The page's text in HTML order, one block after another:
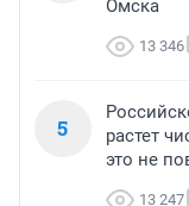
Омска
13 346
5
растет
это не
13 247